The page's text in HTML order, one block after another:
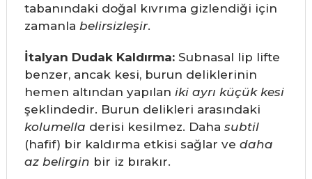
tabanındaki doğal kıvrıma gizlendiği için
zamanla belirsizleşir.
İtalyan Dudak Kaldırma:Subnasal lip lifte
benzer, ancak kesi, burun deliklerinin
hemen altından yapılan iki ayrı küçük kesi
şeklindedir. Burun delikleri arasındaki
kolumella derisi kesilmez. Daha subtil
(hafif) bir kaldırma etkisi sağlar ve daha
az belirgin bir iz bırakır.